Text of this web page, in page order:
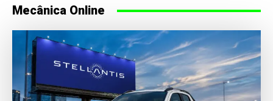
Mecânica Online